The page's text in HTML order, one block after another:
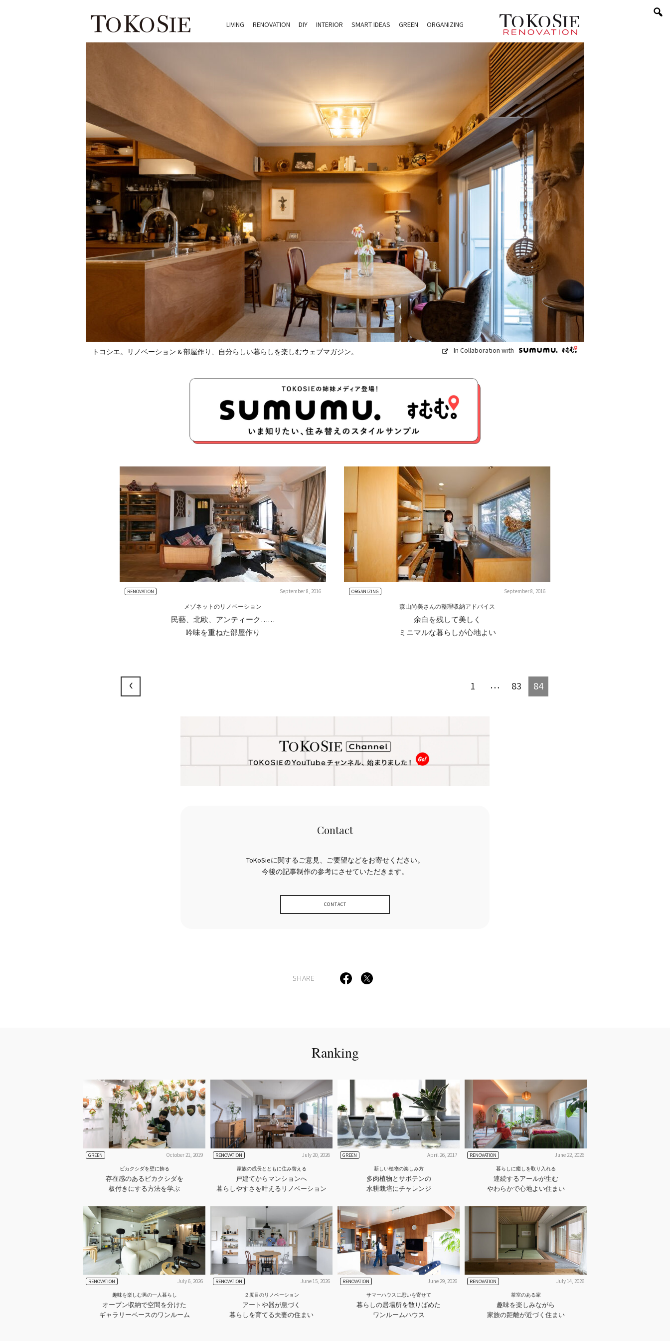
LIVING RENOVATION DIY INTERIOR SMART IDEAS GREEN ORGANIZING
トコシエ。リノベーション & 部屋作り、自分らしい暮らしを楽しむウェブマガジン。 In Collaboration with
RENOVATION September 8, 2016
メゾネットのリノベーション
民藝、北欧、アンティーク……
吟味を重ねた部屋作り
ORGANIZING September 8, 2016
森山尚美さんの整理収納アドバイス
余白を残して美しく
ミニマルな暮らしが心地よい
1 … 83 84
Contact
ToKoSieに関するご意見、ご要望などをお寄せください。
今後の記事制作の参考にさせていただきます。
CONTACT
SHARE
Ranking
GREEN October 21, 2019
ビカクシダを壁に飾る
存在感のあるビカクシダを
板付きにする方法を学ぶ
RENOVATION July 20, 2026
家族の成長とともに住み替える
戸建てからマンションへ
暮らしやすさを叶えるリノベーション
GREEN April 26, 2017
新しい植物の楽しみ方
多肉植物とサボテンの
水耕栽培にチャレンジ
RENOVATION June 22, 2026
暮らしに癒しを取り入れる
連続するアールが生む
やわらかで心地よい住まい
RENOVATION July 6, 2026
趣味を楽しむ男の一人暮らし
オープン収納で空間を分けた
ギャラリーベースのワンルーム
RENOVATION June 15, 2026
２度目のリノベーション
アートや器が息づく
暮らしを育てる夫妻の住まい
RENOVATION June 29, 2026
サマーハウスに思いを寄せて
暮らしの居場所を散りばめた
ワンルームハウス
RENOVATION July 14, 2026
茶室のある家
趣味を楽しみながら
家族の距離が近づく住まい